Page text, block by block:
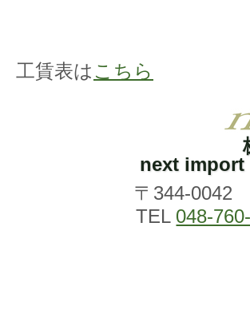
工賃表は こちら
next import
〒344-0042
TEL 048-